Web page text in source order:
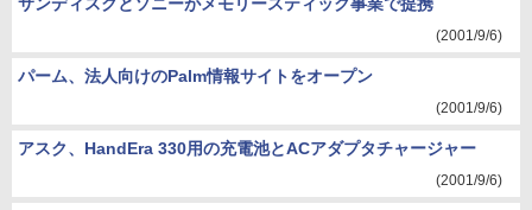
(2001/9/6)
パーム、法人向けのPalm情報サイトをオープン
(2001/9/6)
アスク、HandEra 330用の充電池とACアダプタチャージャー
(2001/9/6)